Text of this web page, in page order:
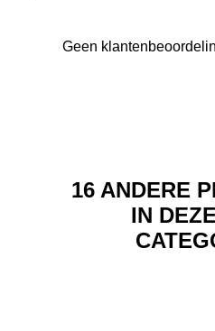
Geen
16 ANDERE
IN